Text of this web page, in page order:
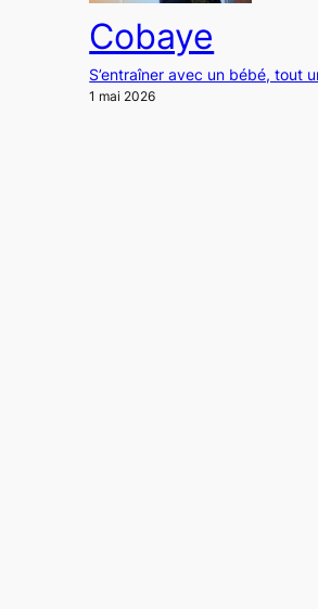
Cobaye
S’entraîner avec un bébé, tout
1 mai 2026